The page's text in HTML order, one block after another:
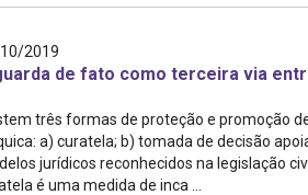
2019
de fato como terceira via
três formas de proteção e promoção
a) curatela; b) tomada de decisão
jurídicos reconhecidos na legislação
é uma medida de inca ...